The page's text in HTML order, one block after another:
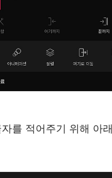
를 적어주기 위해 아래